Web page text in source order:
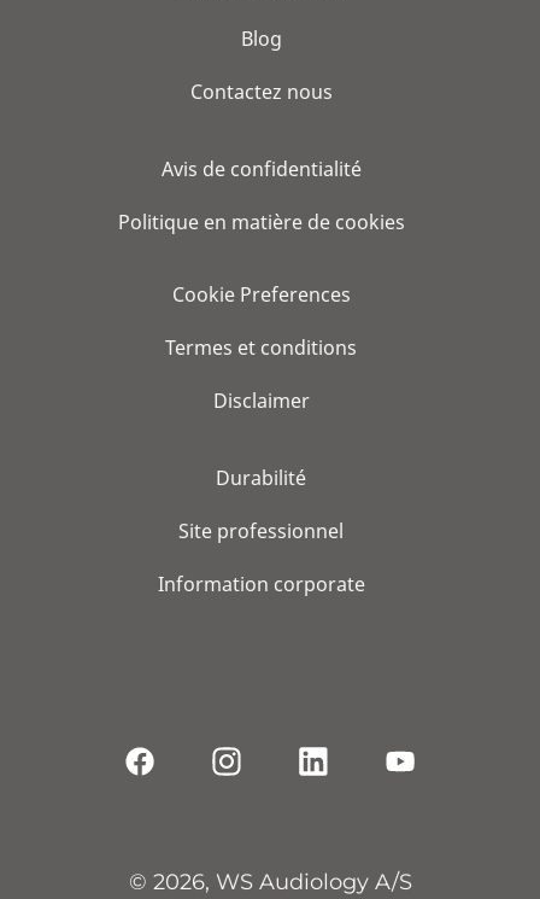
Blog
Contactez nous
Avis de confidentialité
Politique en matière de cookies
Cookie Preferences
Termes et conditions
Disclaimer
Durabilité
Site professionnel
Information corporate
© 2026, WS Audiology A/S